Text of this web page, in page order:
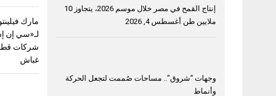
مارك
لـ«سي إن
شركات
غباش
إنتاج القمح في مصر خلال موسم 2026، يتجاوز 10
ملايين طن أغسطس 4, 2026
وجهات “شروق”.. مساحات صُممت لتجعل الحركة
وأنماط